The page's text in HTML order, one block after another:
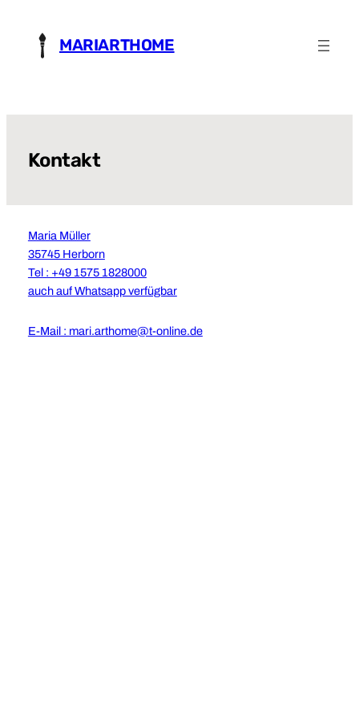
springen
MARIARTHOME
Kontakt
Maria Müller
35745 Herborn
Tel : +49 1575 1828000
auch auf Whatsapp verfügbar
E-Mail : mari.arthome@t-online.de